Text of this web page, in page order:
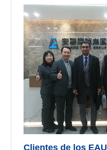
Clientes de los EAU